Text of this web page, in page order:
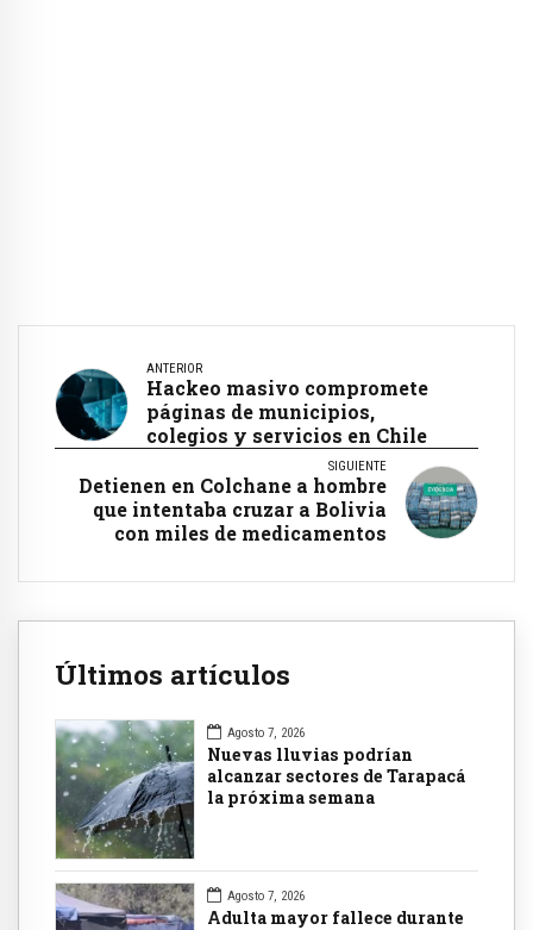
ANTERIOR
Hackeo masivo compromete
páginas de municipios,
colegios y servicios en Chile
SIGUIENTE
Detienen en Colchane a hombre
que intentaba cruzar a Bolivia
con miles de medicamentos
Últimos artículos
Agosto 7, 2026
Nuevas lluvias podrían
alcanzar sectores de Tarapacá
la próxima semana
Agosto 7, 2026
Adulta mayor fallece durante